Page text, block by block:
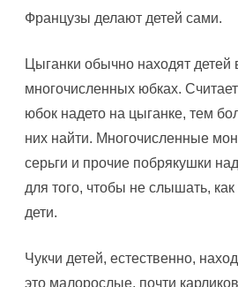
Французы делают детей сами.
Цыганки обычно находят детей
многочисленных юбках.
юбок надето на цыганке, тем
них найти. Многочисленные
серьги и прочие побрякушки
для того, чтобы не слышать,
дети.
Чукчи детей, естественно,
это малорослые, почти